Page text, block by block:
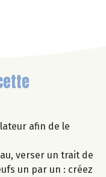
afin de le
verser un trait de
un par un : créez